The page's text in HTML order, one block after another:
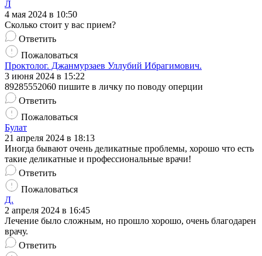
Л
4 мая 2024 в 10:50
Сколько стоит у вас прием?
Ответить
Пожаловаться
Проктолог. Джанмурзаев Уллубий Ибрагимович.
3 июня 2024 в 15:22
89285552060 пишите в личку по поводу оперции
Ответить
Пожаловаться
Булат
21 апреля 2024 в 18:13
Иногда бывают очень деликатные проблемы, хорошо что есть
такие деликатные и профессиональные врачи!
Ответить
Пожаловаться
Д.
2 апреля 2024 в 16:45
Лечение было сложным, но прошло хорошо, очень благодарен
врачу.
Ответить